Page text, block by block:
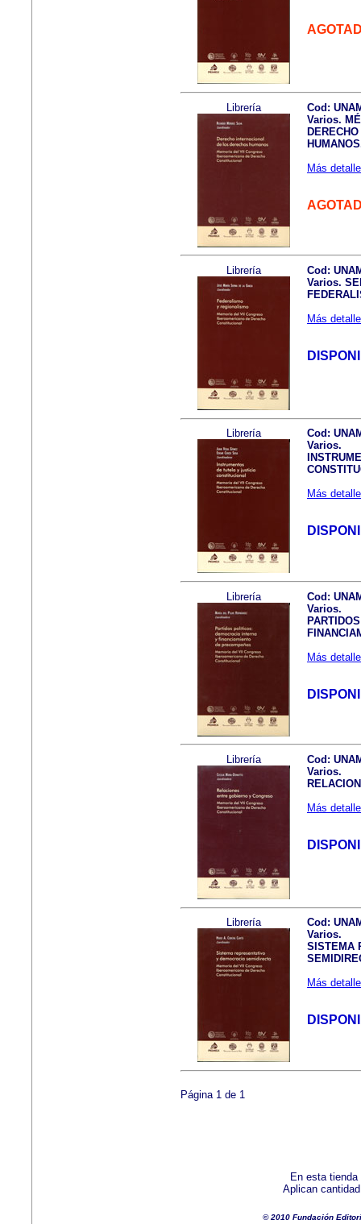
Librería
Cod:
Varios.
Más
Librería
Cod:
Varios.
Más
Librería
Cod:
Varios.
Más
Librería
Cod:
Varios.
Más
Librería
Cod:
Varios.
Más
Librería
Cod:
Varios.
SISTEMA
Más
Página 1 de 1
En esta
Aplican
© 2010 Fundación